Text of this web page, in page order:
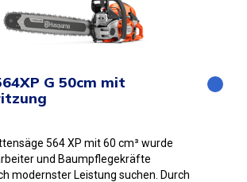
G 50cm mit
564 XP mit 60 cm³ wurde
und Baumpflegekräfte
modernster Leistung suchen. Durch